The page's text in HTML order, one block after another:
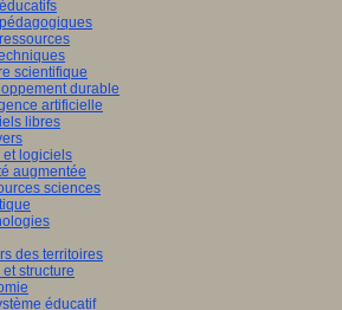
scientifique
durable
artificielle
libres
et logiciels
augmentée
sciences
des territoires
et structure
éducatif